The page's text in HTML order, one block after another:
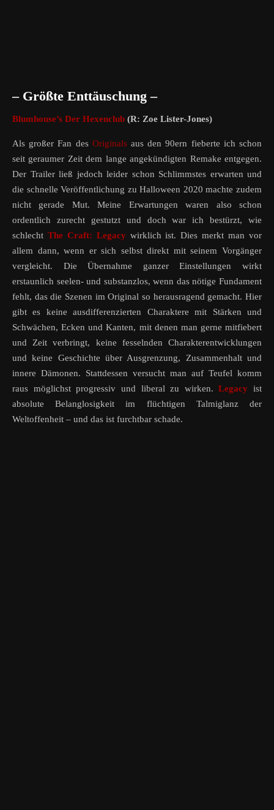
– Größte Enttäuschung –
Blumhouse’s Der Hexenclub (R: Zoe Lister-Jones)
Als großer Fan des Originalsaus den 90ern fieberte ich schon
seit geraumer Zeit dem lange angekündigten Remake entgegen.
Der Trailer ließ jedoch leider schon Schlimmstes erwarten und
die schnelle Veröffentlichung zu Halloween 2020 machte zudem
nicht gerade Mut. Meine Erwartungen waren also schon
ordentlich zurecht gestutzt und doch war ich bestürzt, wie
schlecht The Craft: Legacywirklich ist. Dies merkt man vor
allem dann, wenn er sich selbst direkt mit seinem Vorgänger
vergleicht. Die Übernahme ganzer Einstellungen wirkt
erstaunlich seelen- und substanzlos, wenn das nötige Fundament
fehlt, das die Szenen im Original so herausragend gemacht. Hier
gibt es keine ausdifferenzierten Charaktere mit Stärken und
Schwächen, Ecken und Kanten, mit denen man gerne mitfiebert
und Zeit verbringt, keine fesselnden Charakterentwicklungen
und keine Geschichte über Ausgrenzung, Zusammenhalt und
innere Dämonen. Stattdessen versucht man auf Teufel komm
raus möglichst progressiv und liberal zu wirken.Legacy ist
absolute Belanglosigkeit im flüchtigen Talmiglanz der
Weltoffenheit – und das ist furchtbar schade.